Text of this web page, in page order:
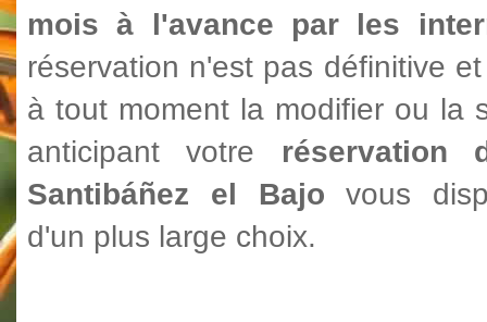
mois à l'avance par les
réservation n'est pas définitive
à tout moment la modifier ou la
anticipant votre réservation
Santibáñez el Bajovous
d'un plus large choix.